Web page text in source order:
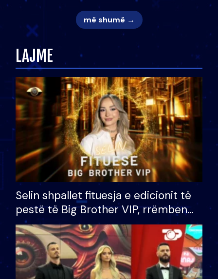
më shumë →
LAJME
Selin shpallet fituesja e edicionit të
pestë të Big Brother VIP, rrëmben
çmimin e madh prej 100 mijë eurosh